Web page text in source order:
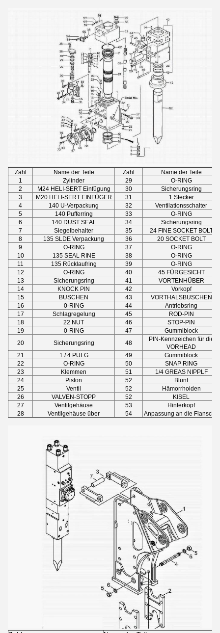
Zahl Name der Teile Zahl
Name der Teile
1
Zylinder 29
O-RING
2
M24 HELI-SERT Einfügung 30
Sicherungsring
3
M20 HELI-SERT EINFÜGER 31
1 Stecker
4
140 U-Verpackung 32
Ventilationsschalter
5
140 Pufferring 33
O-RING
6
140 DUST SEAL 34
Sicherungsring
7
Siegelbehalter 35
24 FINE SOCKET BOLT
8
135 SLDE Verpackung 36
20 SOCKET BOLT
9
O-RING 37
O-RING
10
135 SEAL RINE 38
O-RING
11
135 Rücklaufring 39
O-RING
12
O-RING 40
45 FÜRGESICHT
13
Sicherungsring 41
VORTENHÜBER
14
KNOCK PIN 42
Vorkopf
15
BUSCHEN 43
VORTHALSBUSCHEN
16
0-RING 44
Antriebsring
17
Schlagregelung 45
ROD-PIN
18
22 NUT 46
STOP-PIN
19
0-RING 47
Gummiblock
20
Sicherungsring 48
PIN-Kennzeichen für die
VORHEAD
21
1 / 4 PULG 49
Gummiblock
22
O-RING 50
SNAP RING
23
Klemmen 51
1/4 GREAS NIPPLF
24
Piston 52
Blunt
25
Ventil 52
Hämorrhoiden
26
VALVEN-STOPP 52
KISEL
27
Ventilgehäuse 53
Hinterkopf
28
Ventilgehäuse über 54 Anpassung an die Flansche